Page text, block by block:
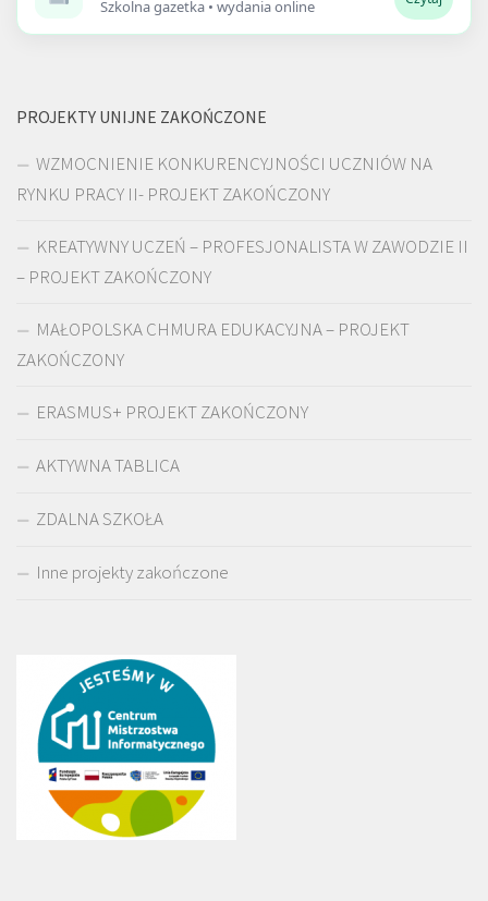
Szkolna gazetka • wydania online
PROJEKTY UNIJNE ZAKOŃCZONE
WZMOCNIENIE KONKURENCYJNOŚCI UCZNIÓW NA
RYNKU PRACY II- PROJEKT ZAKOŃCZONY
KREATYWNY UCZEŃ – PROFESJONALISTA W ZAWODZIE II
– PROJEKT ZAKOŃCZONY
MAŁOPOLSKA CHMURA EDUKACYJNA – PROJEKT
ZAKOŃCZONY
ERASMUS+ PROJEKT ZAKOŃCZONY
AKTYWNA TABLICA
ZDALNA SZKOŁA
Inne projekty zakończone